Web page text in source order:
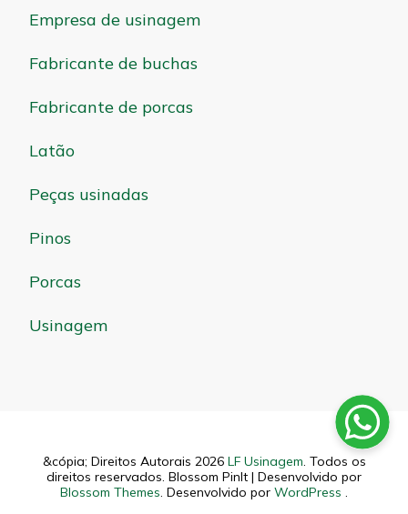
Empresa de usinagem
Fabricante de buchas
Fabricante de porcas
Latão
Peças usinadas
Pinos
Porcas
Usinagem
&cópia; Direitos Autorais 2026 LF Usinagem. Todos os
direitos reservados. Blossom PinIt | Desenvolvido por
Blossom Themes. Desenvolvido por WordPress .